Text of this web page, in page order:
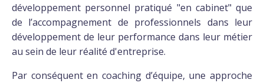
développement personnel pratiqué "en cabinet" que
de l’accompagnement de professionnels dans leur
développement de leur performance dans leur métier
au sein de leur réalité d'entreprise.
Par conséquent en coaching d’équipe, une approche